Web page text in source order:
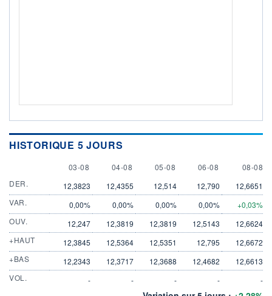
HISTORIQUE 5 JOURS
3 AUGUST
03-08 4 AUGUST
04-08 5 AUGUST
05-08 6 AUGUST
06-08 8
08-08
DER.
12,3823 12,4355 12,514 12,790
12,6651
VAR.
0,00% 0,00% 0,00% 0,00%
+0,03%
OUV.
12,247 12,3819 12,3819 12,5143
12,6624
+HAUT
12,3845 12,5364 12,5351 12,795
12,6672
+BAS
12,2343 12,3717 12,3688 12,4682
12,6613
VOL.
- - - - -